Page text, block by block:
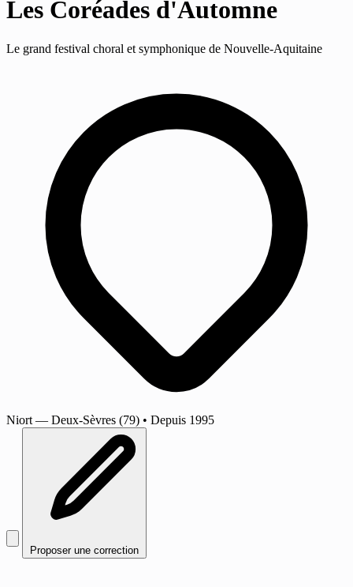
Les Coréades d'Automne
Le grand festival choral et symphonique de Nouvelle-Aquitaine
Niort — Deux-Sèvres (79) • Depuis 1995
Proposer une correction